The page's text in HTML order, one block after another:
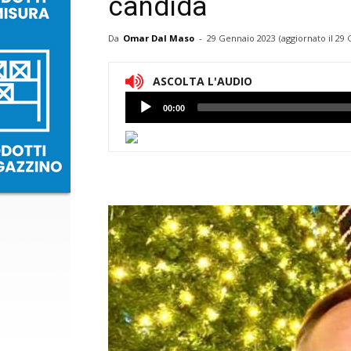
candida
Da Omar Dal Maso - 29 Gennaio 2023 (aggiornato il 29
ASCOLTA L'AUDIO
Lettore
Audio
00:00